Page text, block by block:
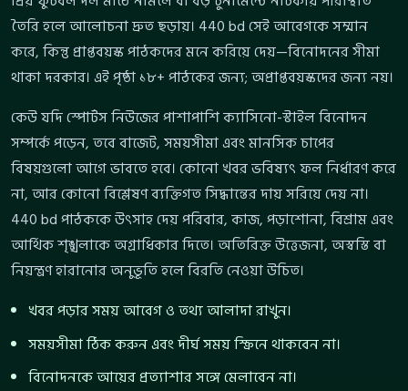
তৈরি হলে আলোচনা দ্রুত ছড়ায়। 440 bd সেই আবেগকে সম্মান
করে, কিন্তু প্রাপ্তবয়স্ক পাঠকদের মনে করিয়ে দেয়—বিনোদনের সীমা
থাকা দরকার। এই পৃষ্ঠা ১৮+ পাঠকের জন্য; অপ্রাপ্তবয়স্কদের জন্য নয়।
কেউ যদি স্পোর্টস নিউজের পাশাপাশি ক্যাসিনো-স্টাইল বিনোদন
সম্পর্কে পড়েন, তবে বাজেট, সময়সীমা এবং মানসিক চাপের
বিষয়গুলো আগে ভাবতে হবে। কোনো খবর ভবিষ্যৎ ফল নির্ধারণ করে
না, আর কোনো বিশ্লেষণ ব্যক্তিগত সিদ্ধান্তের দায় সরিয়ে দেয় না।
440 bd পাঠককে উৎসাহ দেয় পরিবার, কাজ, পড়াশোনা, বিশ্রাম এবং
আর্থিক শৃঙ্খলাকে অগ্রাধিকার দিতে। অতিরিক্ত উত্তেজনা, অস্বস্তি বা
নিয়ন্ত্রণ হারানোর অনুভূতি হলে বিরতি নেওয়া উচিত।
খবর পড়ার সময় আবেগ ও তথ্য আলাদা রাখুন।
সময়সীমা ঠিক করুন এবং দীর্ঘ সময় স্ক্রিনে থাকবেন না।
বিনোদনকে আয়ের প্রত্যাশার সঙ্গে মেলাবেন না।